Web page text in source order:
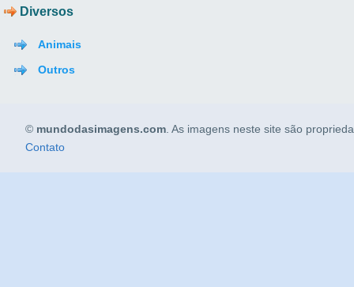
Diversos
Animais
Outros
© mundodasimagens.com . As imagens neste site são
Contato